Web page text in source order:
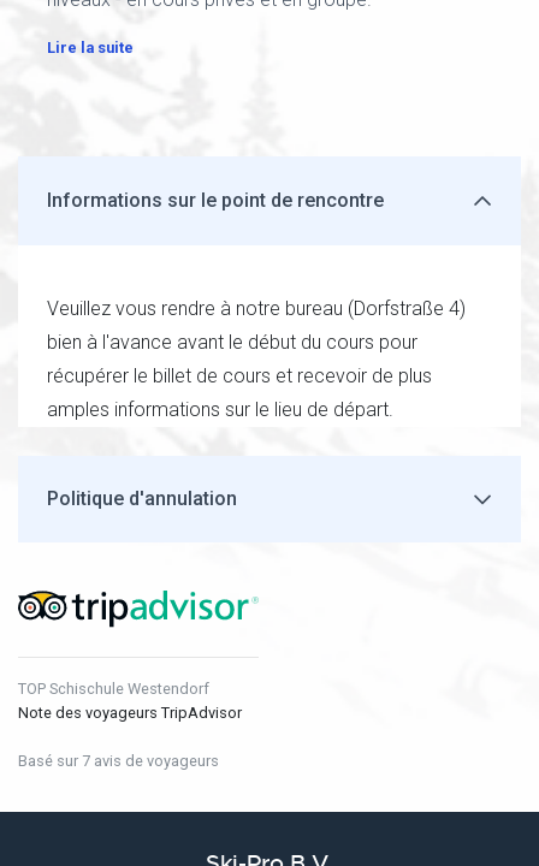
Lire la suite
Informations sur le point de rencontre
Veuillez vous rendre à notre bureau (Dorfstraße 4)
bien à l'avance avant le début du cours pour
récupérer le billet de cours et recevoir de plus
amples informations sur le lieu de départ.
Politique d'annulation
TOP Schischule Westendorf
Note des voyageurs TripAdvisor
Basé sur 7 avis de voyageurs